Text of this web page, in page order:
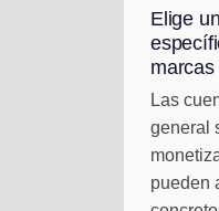
Elige
Las
general
pueden